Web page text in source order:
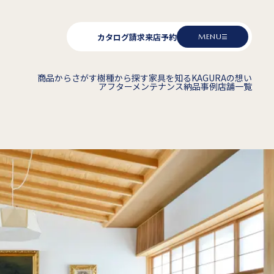
カタログ請求来店予約 MENU
商品からさがす樹種から探す家具を知るKAGURAの想い
アフターメンテナンス納品事例店舗一覧